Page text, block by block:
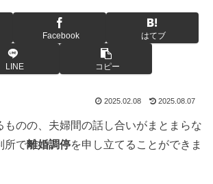
Facebook はてブ
LINE コピー
2025.02.08 2025.08.07
ものの、夫婦間の話し合いがまとまらな
所で離婚調停を申し立てることができま